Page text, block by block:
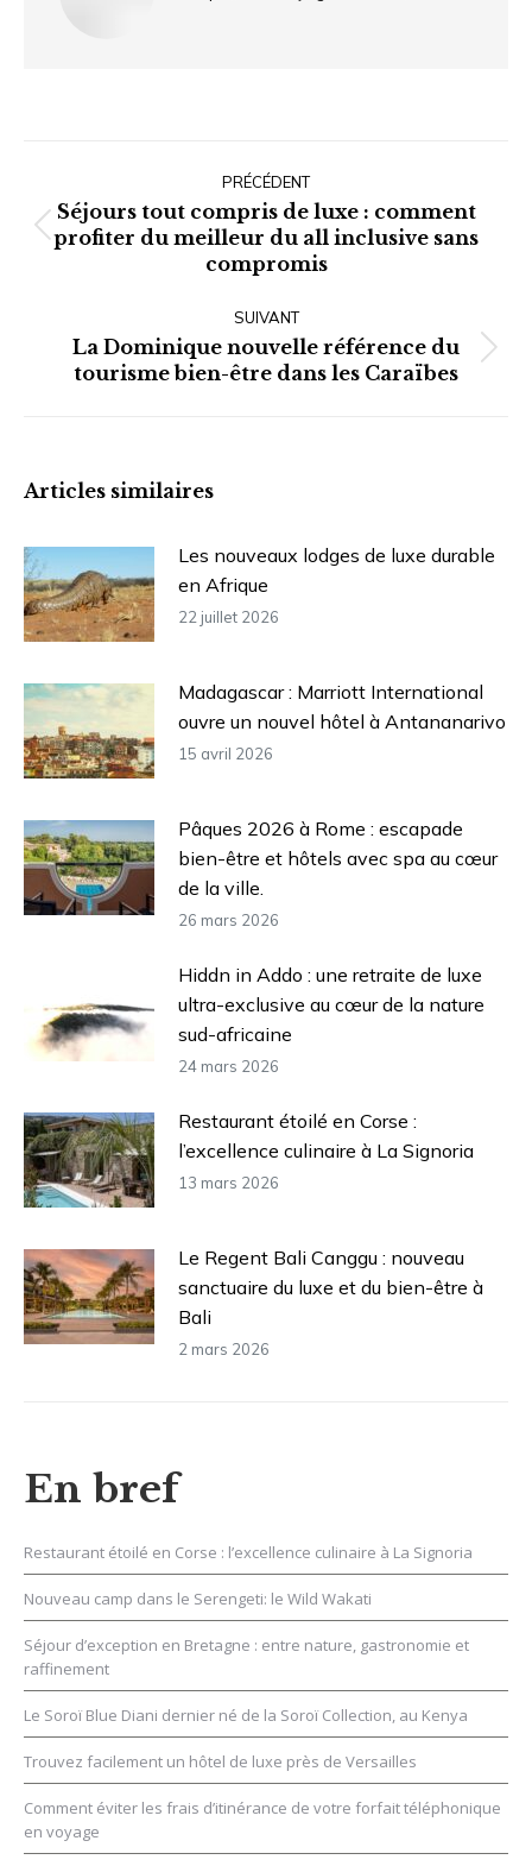
PRÉCÉDENT
Article
précédent
Séjours tout compris de luxe : comment
profiter du meilleur du all inclusive sans
compromis
SUIVANT
Article
La Dominique nouvelle référence du
tourisme bien-être dans les Caraïbes
Articles similaires
Les nouveaux lodges de luxe durable
en Afrique
22 juillet 2026
Madagascar : Marriott International
ouvre un nouvel hôtel à Antananarivo
15 avril 2026
Pâques 2026 à Rome : escapade
bien-être et hôtels avec spa au cœur
de la ville.
26 mars 2026
Hiddn in Addo : une retraite de luxe
ultra-exclusive au cœur de la nature
sud-africaine
24 mars 2026
Restaurant étoilé en Corse :
l’excellence culinaire à La Signoria
13 mars 2026
Le Regent Bali Canggu : nouveau
sanctuaire du luxe et du bien-être à
Bali
2 mars 2026
En bref
Restaurant étoilé en Corse : l’excellence culinaire à La Signoria
Nouveau camp dans le Serengeti: le Wild Wakati
Séjour d’exception en Bretagne : entre nature, gastronomie et
raffinement
Le Soroï Blue Diani dernier né de la Soroï Collection, au Kenya
Trouvez facilement un hôtel de luxe près de Versailles
Comment éviter les frais d’itinérance de votre forfait téléphonique
en voyage